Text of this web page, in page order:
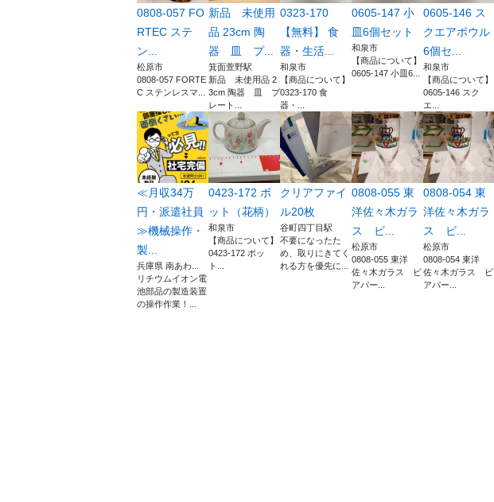
0808-057 FO
RTEC ステ
ン...
松原市
0808-057 FORTE
C ステンレスマ...
新品 未使用
品 23cm 陶
器 皿 プ...
箕面萱野駅
新品 未使用品 2
3cm 陶器 皿 プ
レート...
0323-170
【無料】 食
器・生活...
和泉市
【商品について】
0323-170 食
器・...
0605-147 小
皿6個セット
和泉市
【商品について】
0605-147 小皿6...
0605-146 ス
クエアボウル
6個セ...
和泉市
【商品について】
0605-146 スク
エ...
≪月収34万
円・派遣社員
≫機械操作・
製...
兵庫県 南あわ...
リチウムイオン電
池部品の製造装置
の操作作業！...
0423-172 ポ
ット（花柄）
和泉市
【商品について】
0423-172 ポッ
ト...
クリアファイ
ル20枚
谷町四丁目駅
不要になったた
め、取りにきてく
れる方を優先に...
0808-055 東
洋佐々木ガラ
ス ビ...
松原市
0808-055 東洋
佐々木ガラス ビ
アパー...
0808-054 東
洋佐々木ガラ
ス ビ...
松原市
0808-054 東洋
佐々木ガラス ビ
アパー...